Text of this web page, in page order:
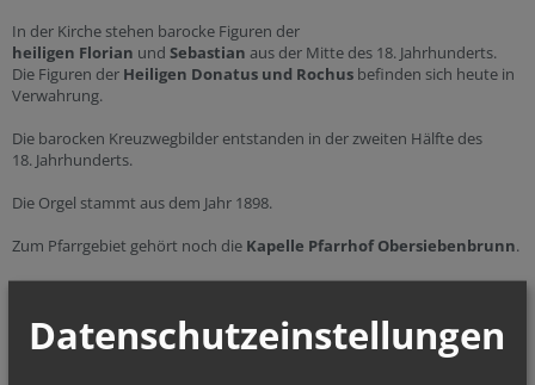
In der Kirche stehen barocke Figuren der
heiligen Florian und Sebastian aus der Mitte des 18. Jahrhunderts.
Die Figuren der Heiligen Donatus und Rochus befinden sich heute in
Verwahrung.
Die barocken Kreuzwegbilder entstanden in der zweiten Hälfte des
18. Jahrhunderts.
Die Orgel stammt aus dem Jahr 1898.
Zum Pfarrgebiet gehört noch die Kapelle Pfarrhof Obersiebenbrunn.
In unser Gemeinde hbefindet sich auch einMönchskloster der
Die Pfarre liegt imVikariat Unter dem Manhartsberg und imDekanat
Datenschutzeinstellungen